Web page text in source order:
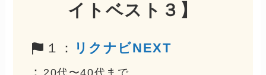
イトベスト３ 】
１：
リクナビNEXT
：